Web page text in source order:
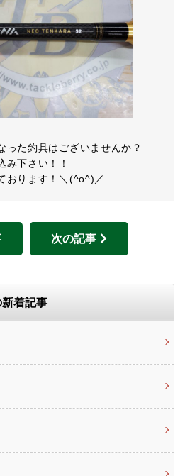
った釣具はございませんか？
み下さい！！
おります！＼(^o^)／
次の記事
着記事